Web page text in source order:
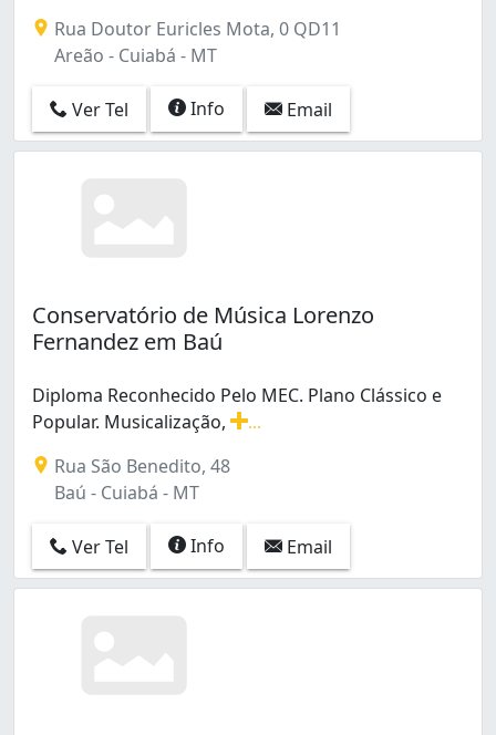
Terceiro (1)
Rua Doutor Euricles Mota, 0 QD11
Areão - Cuiabá - MT
Ver Tel Info Email
Conservatório de Música Lorenzo
Fernandez em Baú
Diploma Reconhecido Pelo MEC. Plano Clássico e
Popular. Musicalização,
Rua São Benedito, 48
Baú - Cuiabá - MT
Ver Tel Info Email